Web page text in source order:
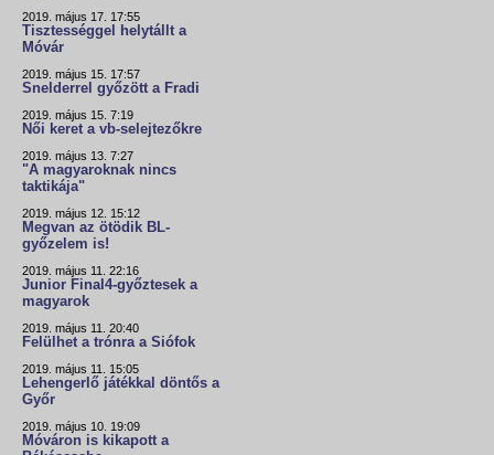
2019. május 17. 17:55
Tisztességgel helytállt a
Móvár
2019. május 15. 17:57
Snelderrel győzött a Fradi
2019. május 15. 7:19
Női keret a vb-selejtezőkre
2019. május 13. 7:27
"A magyaroknak nincs
taktikája"
2019. május 12. 15:12
Megvan az ötödik BL-
győzelem is!
2019. május 11. 22:16
Junior Final4-győztesek a
magyarok
2019. május 11. 20:40
Felülhet a trónra a Siófok
2019. május 11. 15:05
Lehengerlő játékkal döntős a
Győr
2019. május 10. 19:09
Móváron is kikapott a